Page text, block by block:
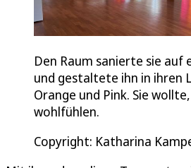
Den Raum sanierte sie auf
und gestaltete ihn in ihren
Orange und Pink. Sie
wohlfühlen.
Copyright: Katharina